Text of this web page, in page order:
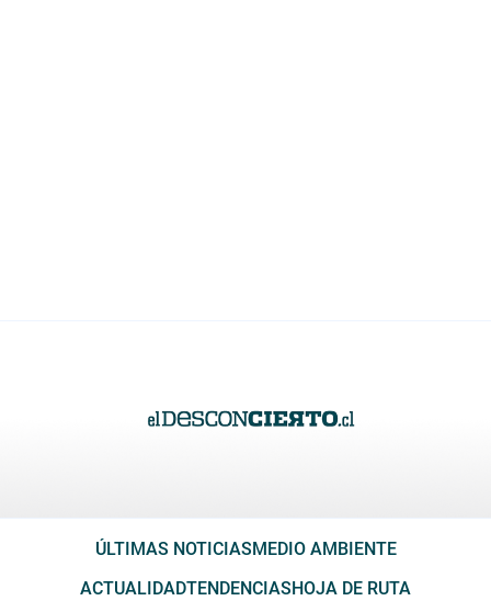
ÚLTIMAS NOTICIASMEDIO AMBIENTE
ACTUALIDADTENDENCIASHOJA DE RUTA